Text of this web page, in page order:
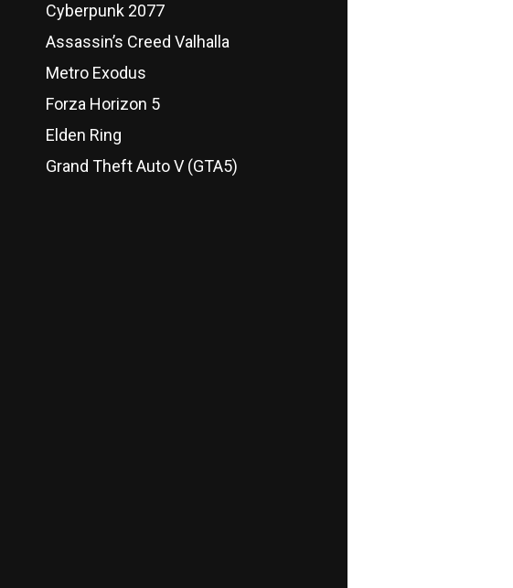
Cyberpunk 2077
Assassin’s Creed Valhalla
Metro Exodus
Forza Horizon 5
Elden Ring
Grand Theft Auto V (GTA5)